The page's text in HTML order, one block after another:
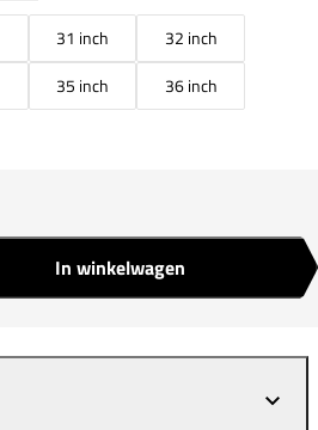
31 inch
32 inch
35 inch 36 inch
In winkelwagen